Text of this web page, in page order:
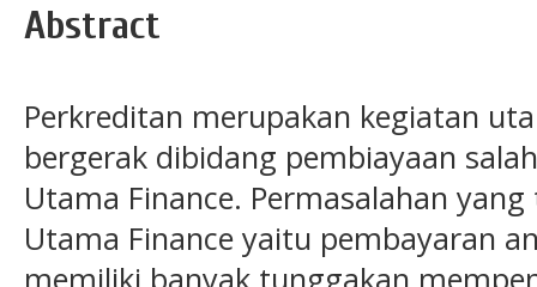
Abstract
Perkreditan merupakan kegiatan
bergerak dibidang pembiayaan
Utama Finance. Permasalahan
Utama Finance yaitu pembayaran
memiliki banyak tunggakan